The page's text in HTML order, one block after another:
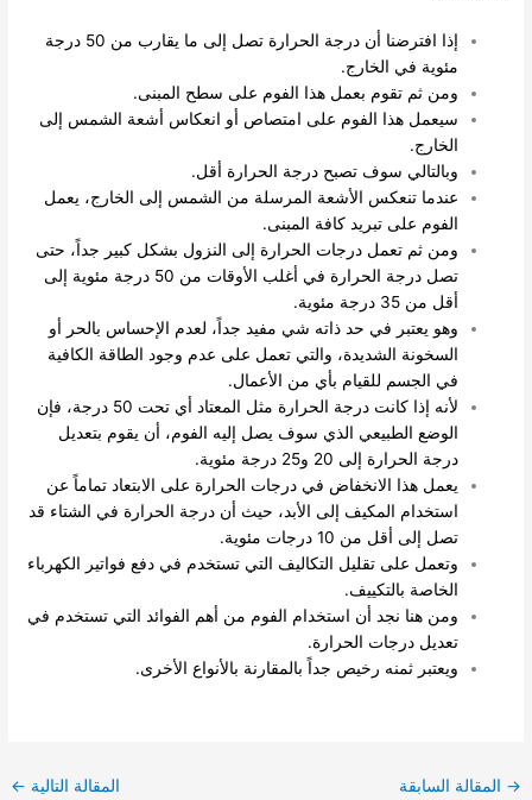
إذا افترضنا أن درجة الحرارة تصل إلى ما يقارب من 50 درجة
مئوية في الخارج.
ومن ثم تقوم بعمل هذا الفوم على سطح المبنى.
سيعمل هذا الفوم على امتصاص أو انعكاس أشعة الشمس إلى
الخارج.
وبالتالي سوف تصبح درجة الحرارة أقل.
عندما تنعكس الأشعة المرسلة من الشمس إلى الخارج، يعمل
الفوم على تبريد كافة المبنى.
ومن ثم تعمل درجات الحرارة إلى النزول بشكل كبير جداً، حتى
تصل درجة الحرارة في أغلب الأوقات من 50 درجة مئوية إلى
أقل من 35 درجة مئوية.
وهو يعتبر في حد ذاته شي مفيد جداً، لعدم الإحساس بالحر أو
السخونة الشديدة، والتي تعمل على عدم وجود الطاقة الكافية
في الجسم للقيام بأي من الأعمال.
لأنه إذا كانت درجة الحرارة مثل المعتاد أي تحت 50 درجة، فإن
الوضع الطبيعي الذي سوف يصل إليه الفوم، أن يقوم بتعديل
درجة الحرارة إلى 20 و25 درجة مئوية.
يعمل هذا الانخفاض في درجات الحرارة على الابتعاد تماماً عن
استخدام المكيف إلى الأبد، حيث أن درجة الحرارة في الشتاء قد
تصل إلى أقل من 10 درجات مئوية.
وتعمل على تقليل التكاليف التي تستخدم في دفع فواتير الكهرباء
الخاصة بالتكييف.
ومن هنا نجد أن استخدام الفوم من أهم الفوائد التي تستخدم في
تعديل درجات الحرارة.
ويعتبر ثمنه رخيص جداً بالمقارنة بالأنواع الأخرى.
→ المقالة السابقة المقالة التالية ←